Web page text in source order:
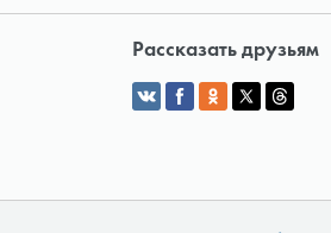
Рассказать друзьям